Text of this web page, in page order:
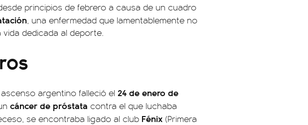
principios de febrero a causa de un cuadro
, una enfermedad que lamentablemente no
dedicada al deporte.
argentino falleció el 24 de enero de
cáncer de próstata contra el que luchaba
se encontraba ligado al club Fénix (Primera